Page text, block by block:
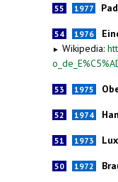
55 1977
54 1976
► Wikipedia:
53 1975
52 1974
51 1973
50 1972